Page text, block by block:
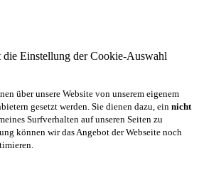
die Einstellung der Cookie-Auswahl
über unsere Website von unserem eigenem
gesetzt werden. Sie dienen dazu, ein nicht
Surfverhalten auf unseren Seiten zu
können wir das Angebot der Webseite noch